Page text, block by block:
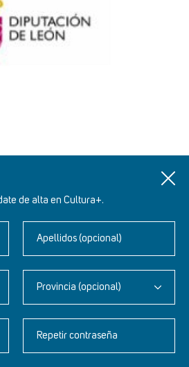
de alta en Cultura+.
Apellidos (opcional)
Provincia (opcional)
Repetir contraseña
Newsletter
Aviso legal